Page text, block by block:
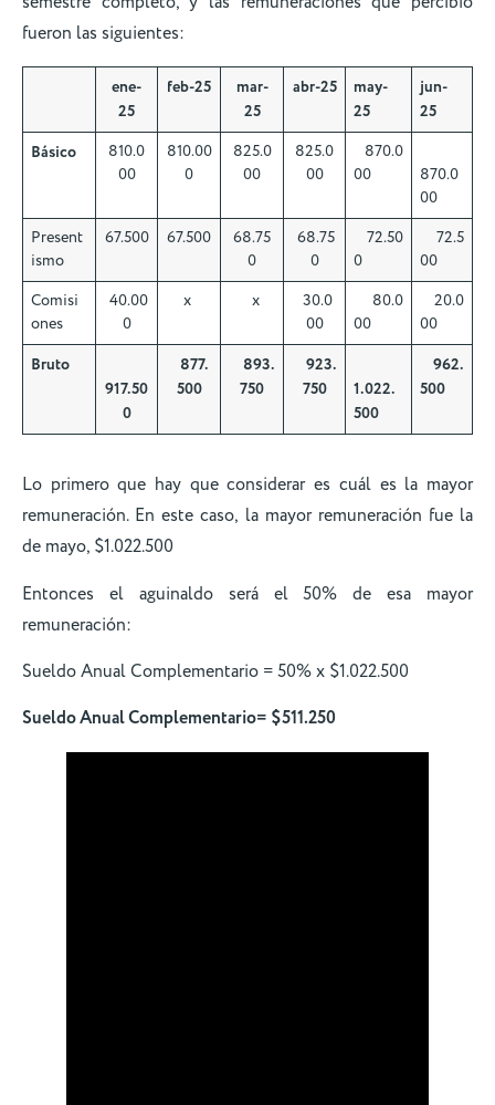
fueron las siguientes:
ene-
25
feb-25
mar-
25
abr-25
may-
25
jun-
25
Básico
810.0
00
810.00
0
825.0
00
825.0
00
870.0
00
870.0
00
Present
ismo
67.500 67.500
68.75
0
68.75
0
72.50
0
72.5
00
Comisi
ones
40.00
0
x x
30.0
00
80.0
00
20.0
00
Bruto
917.50
0
877.
500
893.
750
923.
750
1.022.
500
962.
500
Lo primero que hay que considerar es cuál es la mayor
remuneración. En este caso, la mayor remuneración fue la
de mayo, $1.022.500
Entonces el aguinaldo será el 50% de esa mayor
remuneración:
Sueldo Anual Complementario = 50% x $1.022.500
Sueldo Anual Complementario= $511.250